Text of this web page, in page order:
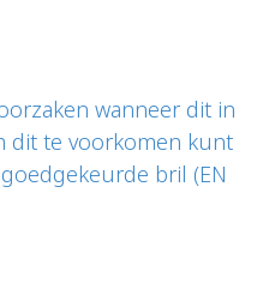
wanneer dit in
dit te voorkomen kunt
bril (EN